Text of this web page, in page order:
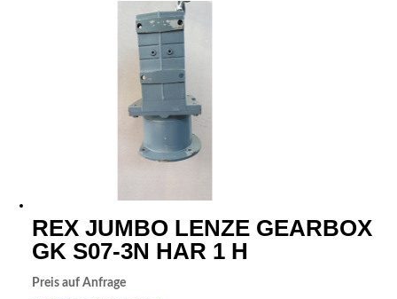
REX JUMBO LENZE GEARBOX
GK S07-3N HAR 1 H
Preis auf Anfrage